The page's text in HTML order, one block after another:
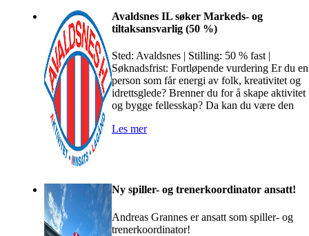
Avaldsnes IL søker Markeds- og
tiltaksansvarlig (50 %)
Sted: Avaldsnes | Stilling: 50 % fast |
Søknadsfrist: Fortløpende vurdering Er du en
person som får energi av folk, kreativitet og
idrettsglede? Brenner du for å skape aktivitet
og bygge fellesskap? Da kan du være den
Les mer
Ny spiller- og trenerkoordinator ansatt!
Andreas Grannes er ansatt som spiller- og
trenerkoordinator!